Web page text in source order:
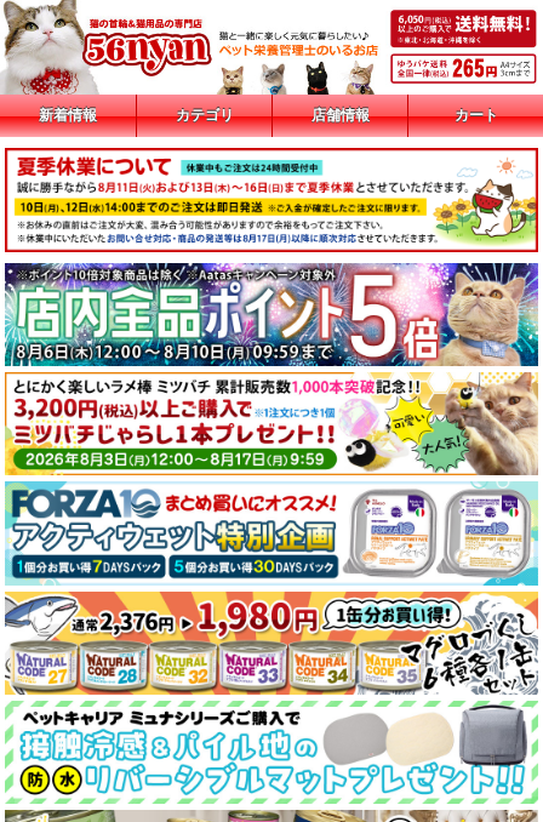
新着情報 カテゴリ 店舗情報 カート